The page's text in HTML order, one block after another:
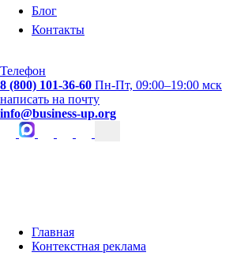
Блог
Контакты
Телефон
8 (800) 101-36-60 Пн-Пт, 09:00–19:00 мск
написать на почту
info@business-up.org
Главная
Контекстная реклама